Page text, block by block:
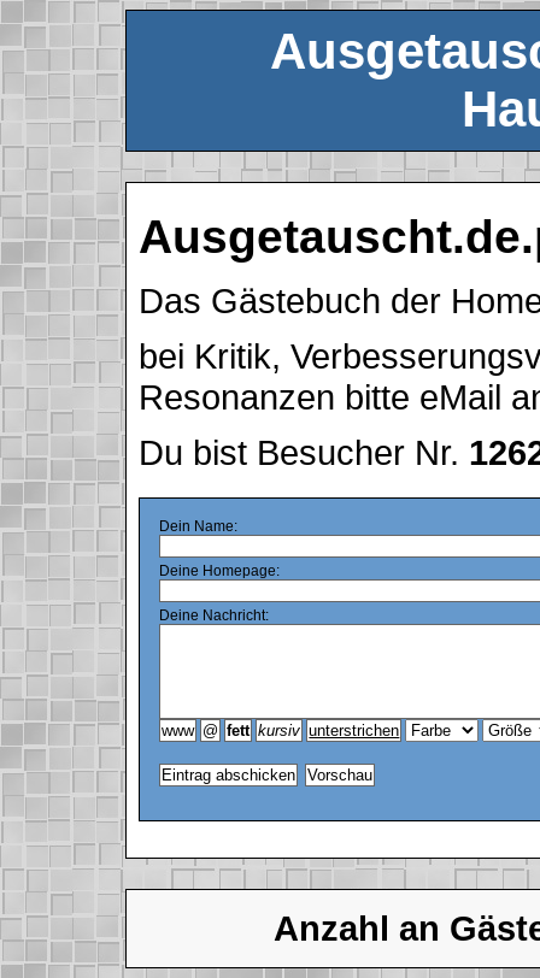
Das Gästebuch der
bei Kritik,
Resonanzen bitte eMail
Du bist Besucher Nr.
Dein Name:
Deine Homepage:
Deine Nachricht:
Anzahl an